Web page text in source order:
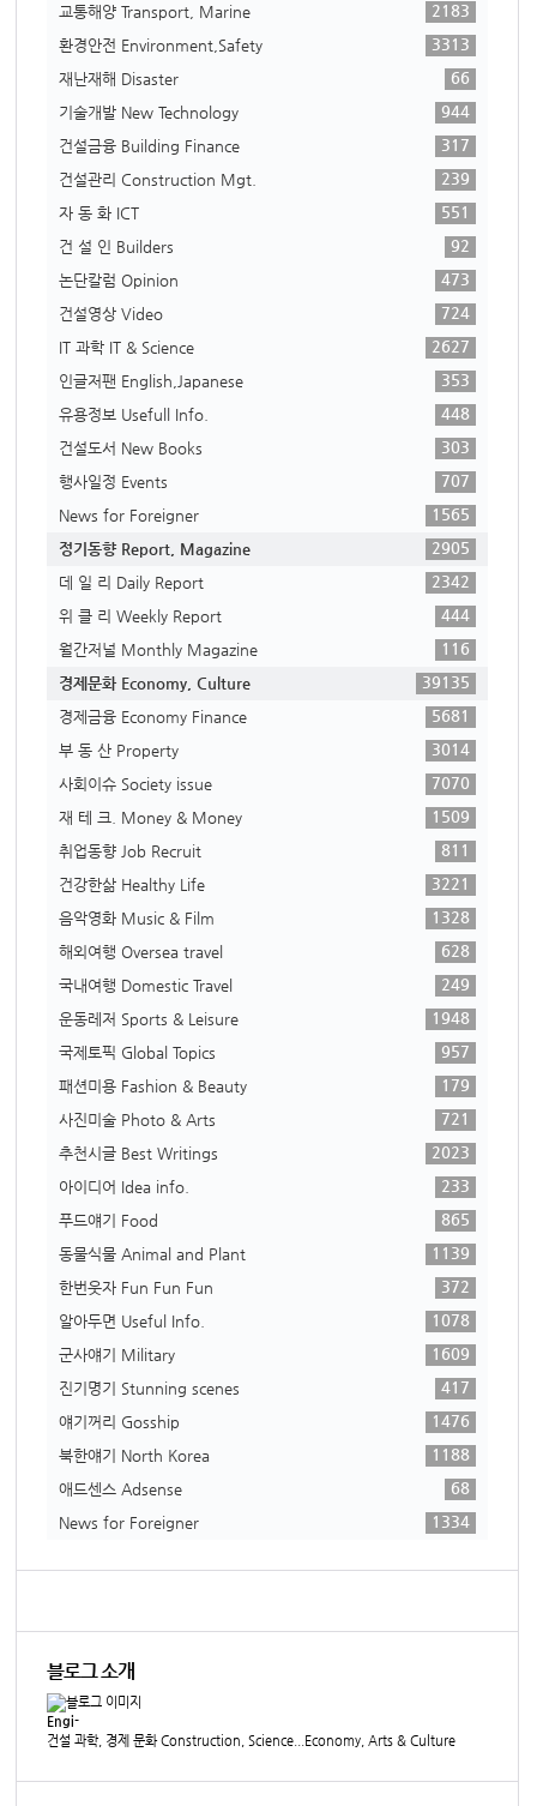
교통해양 Transport, Marine
2183
환경안전 Environment,Safety
3313
재난재해 Disaster
66
기술개발 New Technology
944
건설금융 Building Finance
317
건설관리 Construction Mgt.
239
자 동 화 ICT
551
건 설 인 Builders
92
논단칼럼 Opinion
473
건설영상 Video
724
IT 과학 IT & Science
2627
인글저팬 English,Japanese
353
유용정보 Usefull Info.
448
건설도서 New Books
303
행사일정 Events
707
News for Foreigner
1565
정기동향 Report, Magazine
2905
데 일 리 Daily Report
2342
위 클 리 Weekly Report
444
월간저널 Monthly Magazine
116
경제문화 Economy, Culture
39135
경제금융 Economy Finance
5681
부 동 산 Property
3014
사회이슈 Society issue
7070
재 테 크. Money & Money
1509
취업동향 Job Recruit
811
건강한삶 Healthy Life
3221
음악영화 Music & Film
1328
해외여행 Oversea travel
628
국내여행 Domestic Travel
249
운동레저 Sports & Leisure
1948
국제토픽 Global Topics
957
패션미용 Fashion & Beauty
179
사진미술 Photo & Arts
721
추천시글 Best Writings
2023
아이디어 Idea info.
233
푸드얘기 Food
865
동물식물 Animal and Plant
1139
한번웃자 Fun Fun Fun
372
알아두면 Useful Info.
1078
군사얘기 Military
1609
진기명기 Stunning scenes
417
얘기꺼리 Gosship
1476
북한얘기 North Korea
1188
애드센스 Adsense
68
News for Foreigner
1334
블로그 소개
Engi-
건설 과학, 경제 문화 Construction, Science...Economy, Arts & Culture